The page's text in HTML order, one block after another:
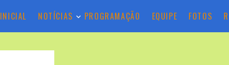
INICIAL NOTÍCIAS PROGRAMAÇÃO EQUIPE FOTOS